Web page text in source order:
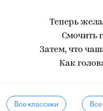
Теперь
Смочить
Затем, что
Как
Все классики